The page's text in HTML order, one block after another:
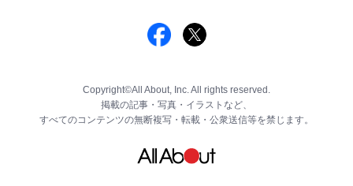
Copyright©All About, Inc. All rights reserved.
掲載の記事・写真・イラストなど、
すべてのコンテンツの無断複写・転載・公衆送信等を禁じます。